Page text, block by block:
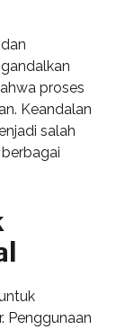
proses
Keandalan
salah
Penggunaan